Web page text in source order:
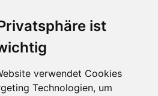
ist
verwendet Cookies
Technologien, um
Медиа
Facebook
Twitter
YouTube